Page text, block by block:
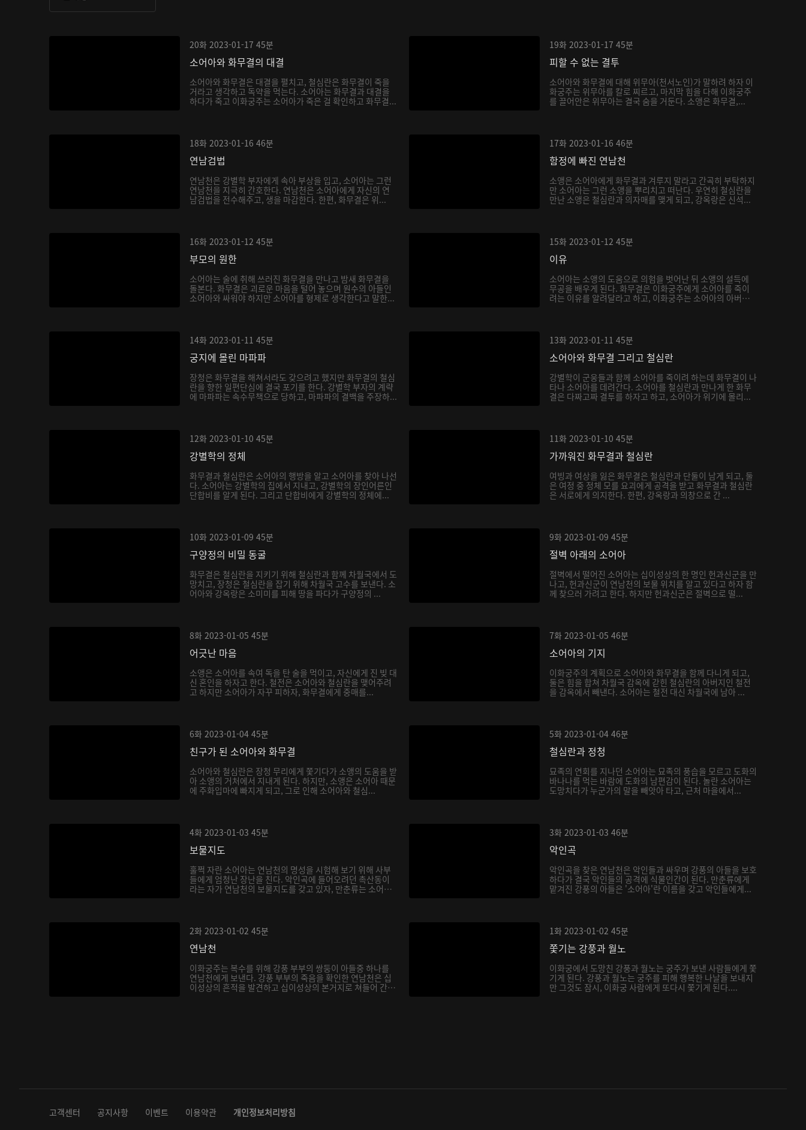
20화 2023-01-17 45분
소어아와 화무결의 대결
소어아와 화무결은 대결을 펼치고, 철심란은 화무결이 죽을
거라고 생각하고 독약을 먹는다. 소어아는 화무결과 대결을
하다가 죽고 이화궁주는 소어아가 죽은 걸 확인하고 화무결...
19화 2023-01-17 45분
피할 수 없는 결투
소어아와 화무결에 대해 위무아(천서노인)가 말하려 하자 이
화궁주는 위무아를 칼로 찌르고, 마지막 힘을 다해 이화궁주
를 끌어안은 위무아는 결국 숨을 거둔다. 소앵은 화무결,...
18화 2023-01-16 46분
연남검법
연남천은 강별학 부자에게 속아 부상을 입고, 소어아는 그런
연남천을 지극히 간호한다. 연남천은 소어아에게 자신의 연
남검법을 전수해주고, 생을 마감한다. 한편, 화무결은 위...
17화 2023-01-16 46분
함정에 빠진 연남천
소앵은 소어아에게 화무결과 겨루지 말라고 간곡히 부탁하지
만 소어아는 그런 소앵을 뿌리치고 떠난다. 우연히 철심란을
만난 소앵은 철심란과 의자매를 맺게 되고, 강옥랑은 신석...
16화 2023-01-12 45분
부모의 원한
소어아는 술에 취해 쓰러진 화무결을 만나고 밤새 화무결을
돌본다. 화무결은 괴로운 마음을 털어 놓으며 원수의 아들인
소어아와 싸워야 하지만 소어아를 형제로 생각한다고 말한...
15화 2023-01-12 45분
이유
소어아는 소앵의 도움으로 의험을 벗어난 뒤 소앵의 설득에
무공을 배우게 된다. 화무결은 이화궁주에게 소어아를 죽이
려는 이유를 알려달라고 하고, 이화궁주는 소어아의 아버지
14화 2023-01-11 45분
궁지에 몰린 마파파
장청은 화무결을 해쳐서라도 갖으려고 했지만 화무결의 철심
란을 향한 일편단심에 결국 포기를 한다. 강별학 부자의 계략
에 마파파는 속수무책으로 당하고, 마파파의 결백을 주장하...
13화 2023-01-11 45분
소어아와 화무결 그리고 철심란
강별학이 군웅들과 함께 소어아를 죽이려 하는데 화무결이 나
타나 소어아를 데려간다. 소어아를 철심란과 만나게 한 화무
결은 다짜고짜 결투를 하자고 하고, 소어아가 위기에 몰리...
12화 2023-01-10 45분
강별학의 정체
화무결과 철심란은 소어아의 행방을 알고 소어아를 찾아 나선
다. 소어아는 강별학의 집에서 지내고, 강별학의 장인어른인
단합비를 알게 된다. 그리고 단합비에게 강별학의 정체에...
11화 2023-01-10 45분
가까워진 화무결과 철심란
여빙과 여상을 잃은 화무결은 철심란과 단둘이 남게 되고, 둘
은 여정 중 정체 모를 요괴에게 공격을 받고 화무결과 철심란
은 서로에게 의지한다. 한편, 강옥랑과 의창으로 간 ...
10화 2023-01-09 45분
구양정의 비밀 동굴
화무결은 철심란을 지키기 위해 철심란과 함께 차월국에서 도
망치고, 장청은 철심란을 잡기 위해 차월국 고수를 보낸다. 소
어아와 강옥랑은 소미미를 피해 땅을 파다가 구양정의 ...
9화 2023-01-09 45분
절벽 아래의 소어아
절벽에서 떨어진 소어아는 십이성상의 한 명인 헌과신군을 만
나고, 헌과신군이 연남천의 보물 위치를 알고 있다고 하자 함
께 찾으러 가려고 한다. 하지만 헌과신군은 절벽으로 떨...
8화 2023-01-05 45분
어긋난 마음
소앵은 소어아를 속여 독을 탄 술을 먹이고, 자신에게 진 빚 대
신 혼인을 하자고 한다. 철전은 소어아와 철심란을 맺어주려
고 하지만 소어아가 자꾸 피하자, 화무결에게 중매를...
7화 2023-01-05 46분
소어아의 기지
이화궁주의 계획으로 소어아와 화무결을 함께 다니게 되고,
둘은 힘을 합쳐 차월국 감옥에 갇힌 철심란의 아버지인 철전
을 감옥에서 빼낸다. 소어아는 철전 대신 차월국에 남아 ...
6화 2023-01-04 45분
친구가 된 소어아와 화무결
소어아와 철심란은 장청 무리에게 쫓기다가 소앵의 도움을 받
아 소앵의 거처에서 지내게 된다. 하지만, 소앵은 소어아 때문
에 주화입마에 빠지게 되고, 그로 인해 소어아와 철심...
5화 2023-01-04 46분
철심란과 정청
묘족의 연회를 지나던 소어아는 묘족의 풍습을 모르고 도화의
바나나를 먹는 바람에 도화의 남편감이 된다. 놀란 소어아는
도망치다가 누군가의 말을 빼앗아 타고, 근처 마을에서...
4화 2023-01-03 45분
보물지도
훌쩍 자란 소어아는 연남천의 명성을 시험해 보기 위해 사부
들에게 엄청난 장난을 친다. 악인곡에 들어오려던 촉산동이
라는 자가 연남천의 보물지도를 갖고 있자, 만춘류는 소어
3화 2023-01-03 46분
악인곡
악인곡을 찾은 연남천은 악인들과 싸우며 강풍의 아들을 보호
하다가 결국 악인들의 공격에 식물인간이 된다. 만춘류에게
맡겨진 강풍의 아들은 '소어아'란 이름을 갖고 악인들에게...
2화 2023-01-02 45분
연남천
이화궁주는 복수를 위해 강풍 부부의 쌍둥이 아들중 하나를
연남천에게 보낸다. 강풍 부부의 죽음을 확인한 연남천은 십
이성상의 흔적을 발견하고 십이성상의 본거지로 쳐들어 간
1화 2023-01-02 45분
쫓기는 강풍과 월노
이화궁에서 도망친 강풍과 월노는 궁주가 보낸 사람들에게 쫓
기게 된다. 강풍과 월노는 궁주를 피해 행복한 나날을 보내지
만 그것도 잠시, 이화궁 사람에게 또다시 쫓기게 된다....
고객센터 공지사항 이벤트 이용약관 개인정보처리방침